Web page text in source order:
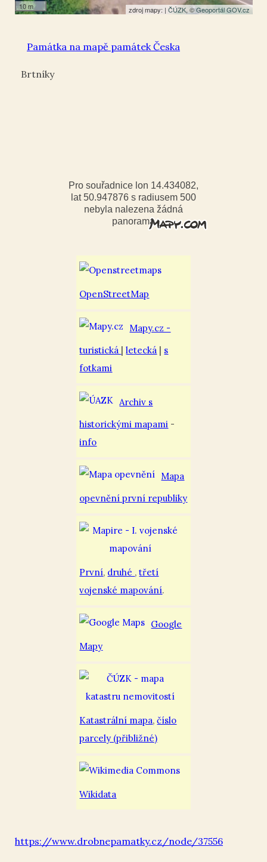
10 m zdroj mapy: | ČÚZK, ©Geoportál GOV.cz
Památka na mapě památek Česka
Brtníky
Pro souřadnice lon 14.434082,
lat 50.947876 s radiusem 500
nebyla nalezena žádná
panorama
OpenStreetMap
Mapy.cz -
turistická |letecká | s
fotkami
Archiv s
historickými mapami -
info
Mapa
opevnění první republiky
První, druhé ,třetí
vojenské mapování.
Google
Mapy
Katastrální mapa,číslo
parcely (přibližné)
Wikidata
https://www.drobnepamatky.cz/node/37556